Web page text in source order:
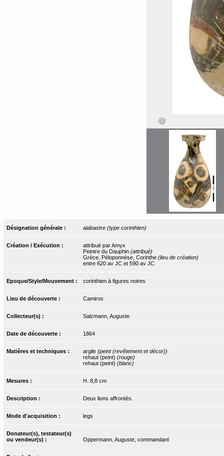
Désignation générale : alabastre (type corinthien)
Création / Exécution :
attribué par Amyx
Peintre du Dauphin (attribué)
Grèce, Péloponnèse, Corinthe (lieu de création)
entre 620 av JC et 590 av JC
Epoque/Style/Mouvement : corinthien à figures noires
Lieu de découverte : Camiros
Collecteur(s) : Salzmann, Auguste
Date de découverte : 1864
Matières et techniques : argile (peint (revêtement et décor))
rehaut (peint) (rouge)
rehaut (peint) (blanc)
Mesures : H. 8,8 cm
Description : Deux lions affrontés.
Mode d'acquisition : legs
Donateur(s), testateur(s)
ou vendeur(s) :
Oppermann, Auguste, commandant